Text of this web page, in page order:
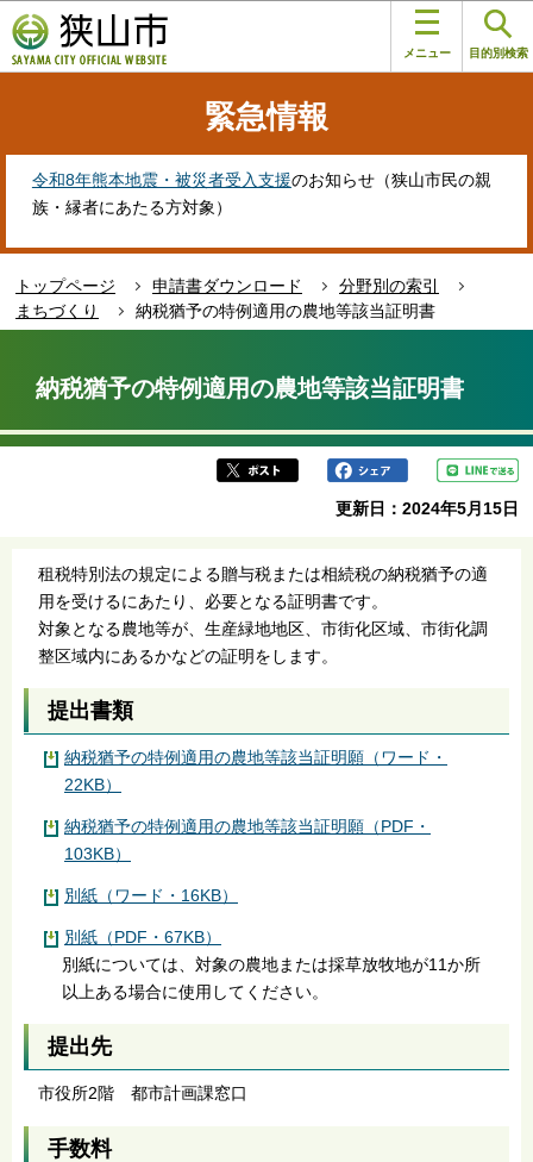
の
ペ
す
メニュー 目的別検索
緊急情報
令和8年熊本地震・被災者受入支援のお知らせ（狭山市民の親
族・縁者にあたる方対象）
トップページ 申請書ダウンロード
分野別の索引
まちづくり
納税猶予の特例適用の農地等該当証明書
か
納税猶予の特例適用の農地等該当証明書
更新日：2024年5月15日
租税特別法の規定による贈与税または相続税の納税猶予の適
用を受けるにあたり、必要となる証明書です。
対象となる農地等が、生産緑地地区、市街化区域、市街化調
整区域内にあるかなどの証明をします。
提出書類
納税猶予の特例適用の農地等該当証明願（ワード・
22KB）
納税猶予の特例適用の農地等該当証明願（PDF・
103KB）
別紙（ワード・16KB）
別紙（PDF・67KB）
別紙については、対象の農地または採草放牧地が11か所
以上ある場合に使用してください。
提出先
市役所2階 都市計画課窓口
手数料